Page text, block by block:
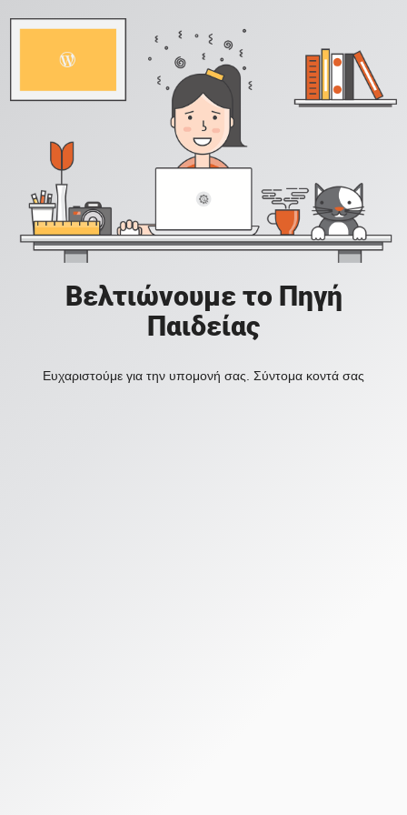
Βελτιώνουμε το Πηγή
Παιδείας
Ευχαριστούμε για την υπομονή σας. Σύντομα κοντά σας